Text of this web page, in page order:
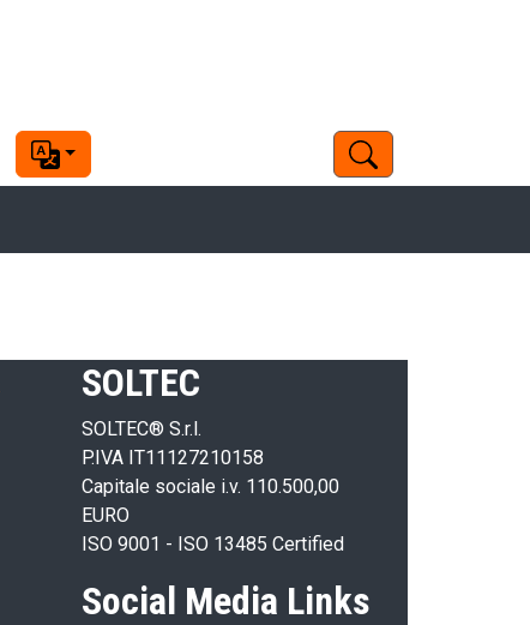
SOLTEC
SOLTEC® S.r.l.
P.IVA IT11127210158
Capitale sociale i.v. 110.500,00
EURO
ISO 9001 - ISO 13485 Certified
Social Media Links